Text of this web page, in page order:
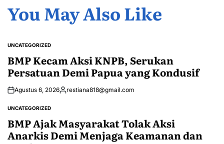
You May Also Like
POSTED
UNCATEGORIZED
BMP Kecam Aksi KNPB, Serukan
Persatuan Demi Papua yang Kondusif
Agustus 6, 2026Posted
restiana818@gmail.com
POSTED
UNCATEGORIZED
BMP Ajak Masyarakat Tolak Aksi
Anarkis Demi Menjaga Keamanan dan